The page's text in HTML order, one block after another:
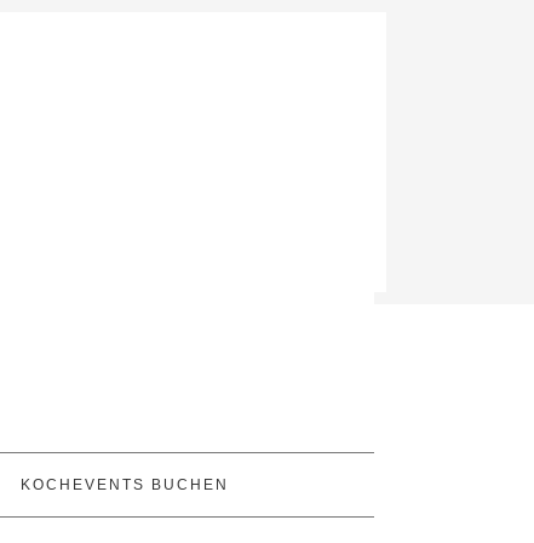
KOCHEVENTS BUCHEN